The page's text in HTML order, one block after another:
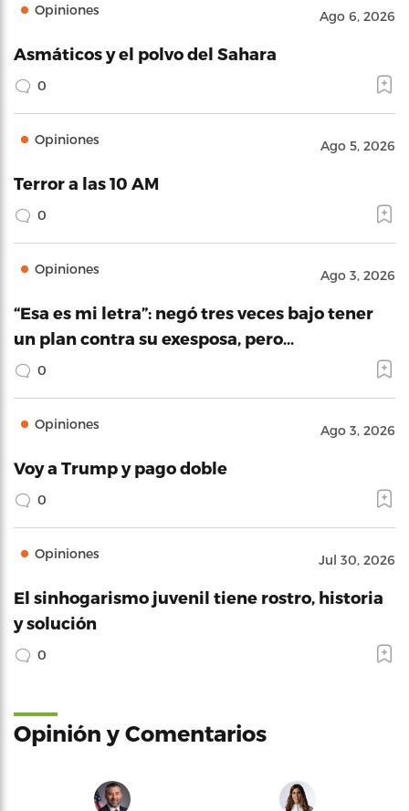
Opiniones Ago 6, 2026
Asmáticos y el polvo del Sahara
0
Opiniones Ago 5, 2026
Terror a las 10 AM
0
Opiniones Ago 3, 2026
“Esa es mi letra”: negó tres veces bajo tener
un plan contra su exesposa, pero…
0
Opiniones Ago 3, 2026
Voy a Trump y pago doble
0
Opiniones Jul 30, 2026
El sinhogarismo juvenil tiene rostro, historia
y solución
0
Opinión y Comentarios